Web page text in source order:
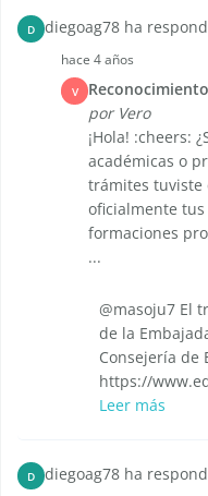
D diegoag78 ha
hace 4 años
V
por Vero
¡Hola! :cheers:
académicas o
trámites tuviste
oficialmente
formaciones
...
@masoju7 El
de la
Consejería de
https://
Leer más
D diegoag78 ha